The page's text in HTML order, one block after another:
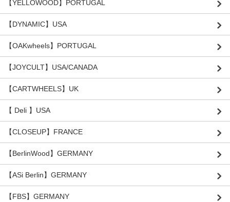
【YELLOWOOD】PORTUGAL
【DYNAMIC】USA
【OAKwheels】PORTUGAL
【JOYCULT】USA/CANADA
【CARTWHEELS】UK
【 Deli 】USA
【CLOSEUP】FRANCE
【BerlinWood】GERMANY
【ASi Berlin】GERMANY
【FBS】GERMANY